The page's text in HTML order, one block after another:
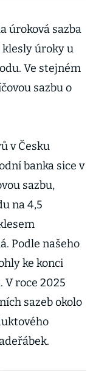
úroková sazba
klesly úroky u
Ve stejném
sazbu o
v Česku
banka sice v
sazbu,
na 4,5
Podle našeho
ke konci
V roce 2025
sazeb okolo